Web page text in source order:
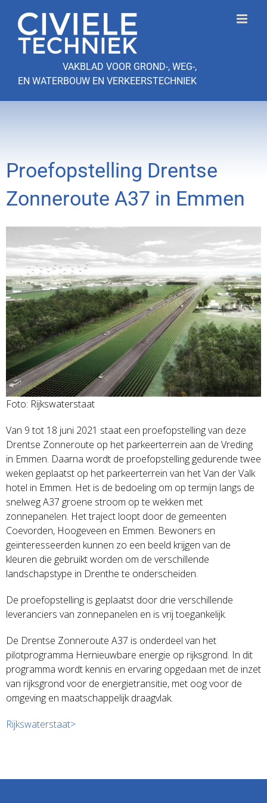
naar
inhoud
VAKBLAD VOOR GROND-, WEG-,
EN WATERBOUW EN VERKEERSTECHNIEK
Proefopstelling Drentse
Zonneroute A37 in Emmen
Foto: Rijkswaterstaat
Van 9 tot 18 juni 2021 staat een proefopstelling van deze
Drentse Zonneroute op het parkeerterrein aan de Vreding
in Emmen. Daarna wordt de proefopstelling gedurende twee
weken geplaatst op het parkeerterrein van het Van der Valk
hotel in Emmen. Het is de bedoeling om op termijn langs de
snelweg A37 groene stroom op te wekken met
zonnepanelen. Het traject loopt door de gemeenten
Coevorden, Hoogeveen en Emmen. Bewoners en
geïnteresseerden kunnen zo een beeld krijgen van de
kleuren die gebruikt worden om de verschillende
landschapstype in Drenthe te onderscheiden.
De proefopstelling is geplaatst door drie verschillende
leveranciers van zonnepanelen en is vrij toegankelijk.
De Drentse Zonneroute A37 is onderdeel van het
pilotprogramma Hernieuwbare energie op rijksgrond. In dit
programma wordt kennis en ervaring opgedaan met de inzet
van rijksgrond voor de energietransitie, met oog voor de
omgeving en maatschappelijk draagvlak.
Rijkswaterstaat>